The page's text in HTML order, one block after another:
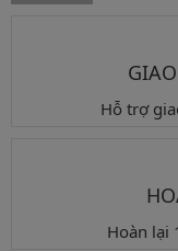
Hỗ trợ
Hoàn lại